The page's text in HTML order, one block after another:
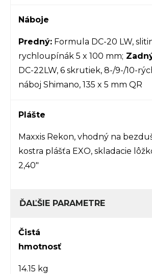
Náboje
Predný: Formula DC-20 LW,
rychloupínák 5 x 100 mm;
DC-22LW, 6 skrutiek, 8-/9-/10-
náboj Shimano, 135 x 5 mm QR
Plášte
Maxxis Rekon, vhodný na
kostra plášťa EXO, skladacie
2,40"
ĎAĽŠIE PARAMETRE
Čistá
hmotnosť
14.15 kg